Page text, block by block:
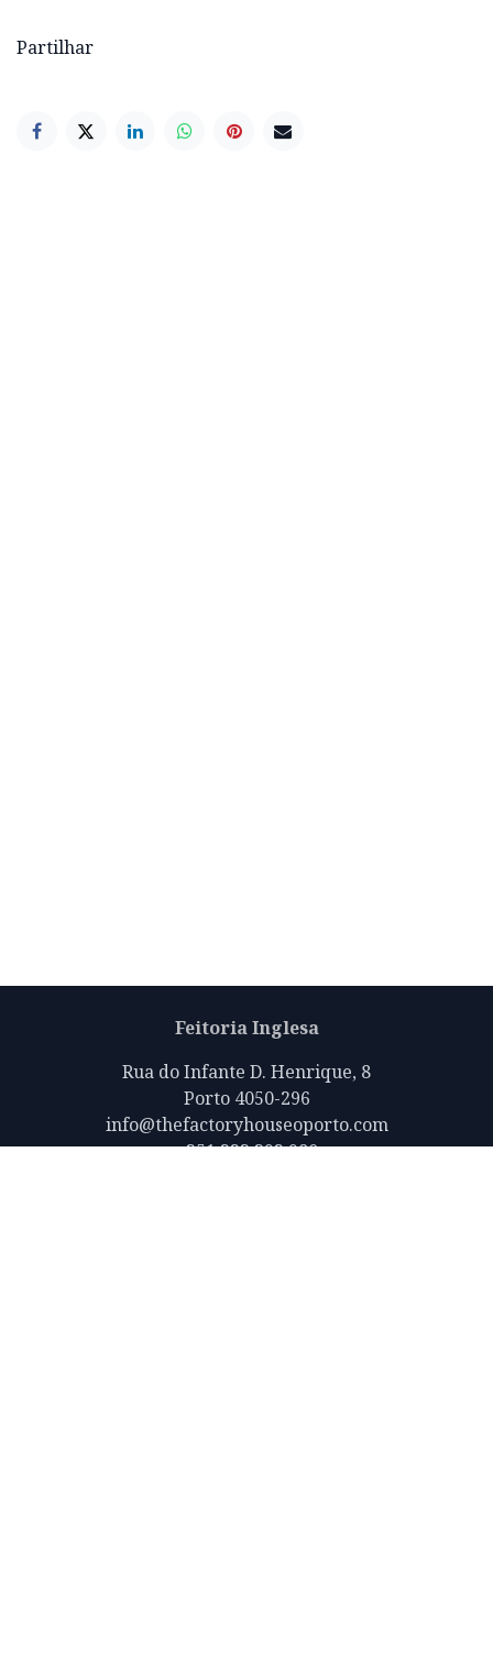
Partilhar
Feitoria Inglesa
Rua do Infante D. Henrique, 8
Porto 4050-296
info@thefactoryhouseoporto.com
+351 223 392 980